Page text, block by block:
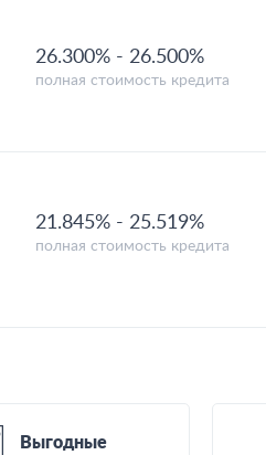
26.300% - 26.500%
полная стоимость кредита
21.845% - 25.519%
полная стоимость кредита
Выгодные